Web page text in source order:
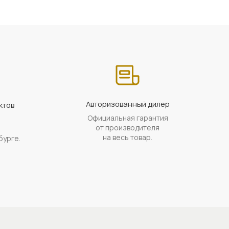
Авторизованный дилер
Официальная гарантия
от производителя
на весь товар.